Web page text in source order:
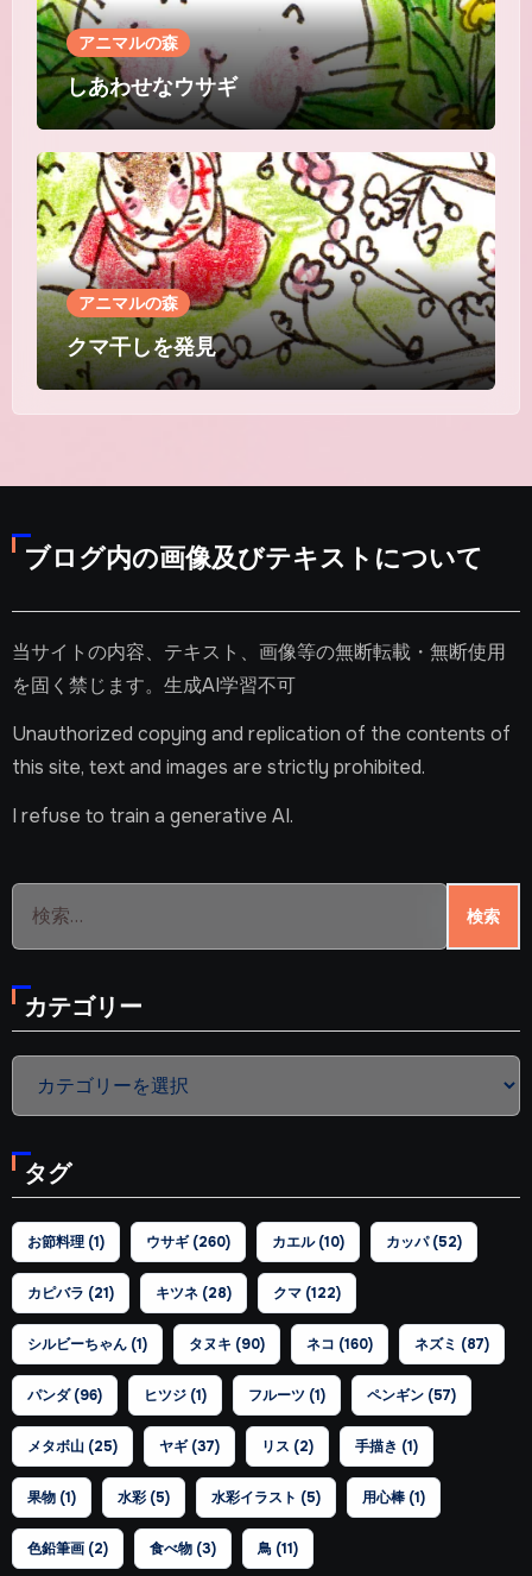
アニマルの森
しあわせなウサギ
アニマルの森
クマ干しを発見
ブログ内の画像及びテキストについて
当サイトの内容、テキスト、画像等の無断転載・無断使用
を固く禁じます。生成AI学習不可
Unauthorized copying and replication of the contents of
this site, text and images are strictly prohibited.
I refuse to train a generative AI.
カテゴリー
テ
リ
ー
タグ
お節料理(1) ウサギ(260) カエル(10) カッパ(52)
カピバラ (21) キツネ(28) クマ(122)
シルビーちゃん(1) タヌキ (90) ネコ (160) ネズミ (87)
パンダ(96) ヒツジ(1) フルーツ(1) ペンギン(57)
メタボ山(25) ヤギ(37) リス (2) 手描き (1)
果物(1) 水彩(5) 水彩イラスト (5) 用心棒(1)
色鉛筆画(2) 食べ物(3) 鳥(11)